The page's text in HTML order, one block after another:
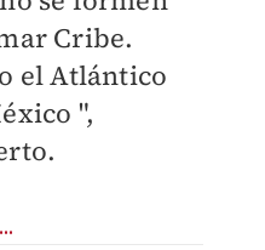
Cribe.
el Atlántico
",